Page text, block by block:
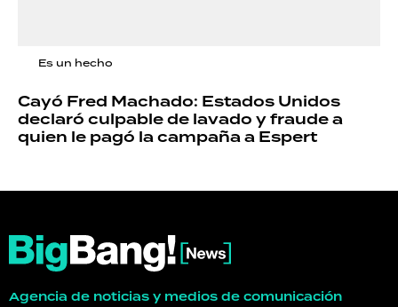
Es un hecho
Cayó Fred Machado: Estados Unidos
declaró culpable de lavado y fraude a
quien le pagó la campaña a Espert
Agencia de noticias y medios de comunicación